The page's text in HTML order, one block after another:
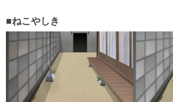
■ねこやしき